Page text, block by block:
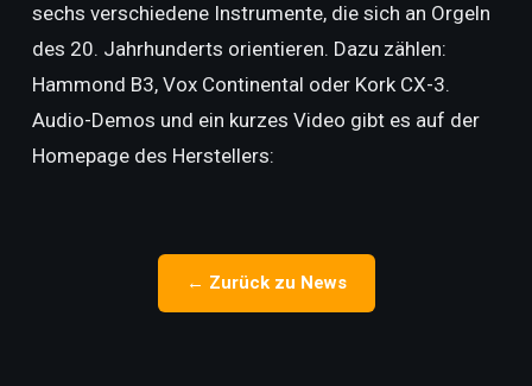
sechs verschiedene Instrumente, die sich an Orgeln
des 20. Jahrhunderts orientieren. Dazu zählen:
Hammond B3, Vox Continental oder Kork CX-3.
Audio-Demos und ein kurzes Video gibt es auf der
Homepage des Herstellers:
← Zurück zu News